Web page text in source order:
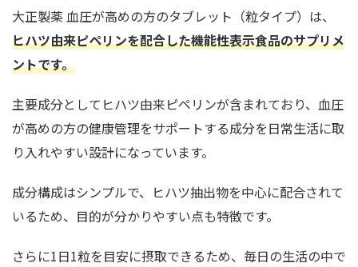
大正製薬 血圧が高めの方のタブレット（粒タイプ）は、
ヒハツ由来ピペリンを配合した機能性表示食品のサプリメ
ントです。
主要成分としてヒハツ由来ピペリンが含まれており、血圧
が高めの方の健康管理をサポートする成分を日常生活に取
り入れやすい設計になっています。
成分構成はシンプルで、ヒハツ抽出物を中心に配合されて
いるため、目的が分かりやすい点も特徴です。
さらに1日1粒を目安に摂取できるため、毎日の生活の中で